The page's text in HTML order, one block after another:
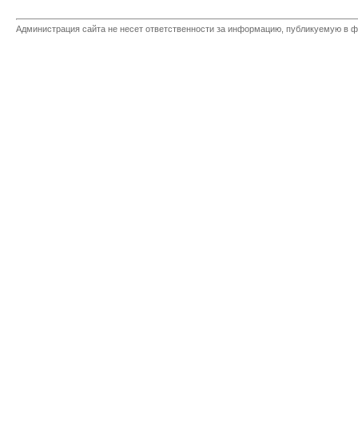
Администрация сайта не несет ответственности за информацию, публикуемую